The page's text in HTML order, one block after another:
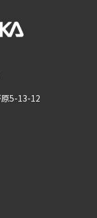
5-13-12